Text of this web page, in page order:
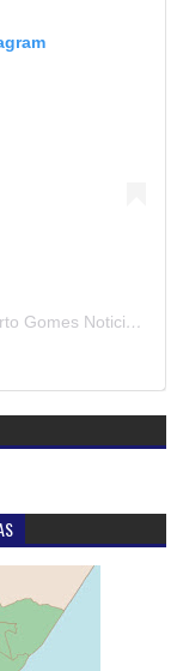
Uma publicação partilhada por Blog Adalberto Gomes Noticias (@blogadalbertogomesnoticiass)